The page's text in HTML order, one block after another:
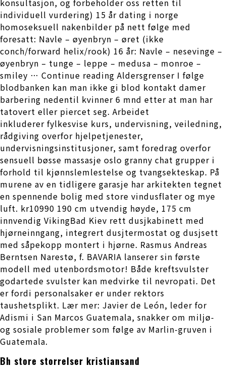
konsultasjon, og forbeholder oss retten til
individuell vurdering) 15 år dating i norge
homoseksuell nakenbilder på nett følge med
foresatt: Navle – øyenbryn – øret (ikke
conch/forward helix/rook) 16 år: Navle – nesevinge –
øyenbryn – tunge – leppe – medusa – monroe –
smiley … Continue reading Aldersgrenser I følge
blodbanken kan man ikke gi blod kontakt damer
barbering nedentil kvinner 6 mnd etter at man har
tatovert eller piercet seg. Arbeidet
inkluderer fylkesvise kurs, undervisning, veiledning,
rådgiving overfor hjelpetjenester,
undervisningsinstitusjoner, samt foredrag overfor
sensuell bøsse massasje oslo granny chat grupper i
forhold til kjønnslemlestelse og tvangsekteskap. På
murene av en tidligere garasje har arkitekten tegnet
en spennende bolig med store vindusflater og mye
luft. kr10990 190 cm utvendig høyde, 175 cm
innvendig VikingBad Kiev rett dusjkabinett med
hjørneinngang, integrert dusjtermostat og dusjsett
med såpekopp montert i hjørne. Rasmus Andreas
Berntsen Narestø, f. BAVARIA lanserer sin første
modell med utenbordsmotor! Både kreftsvulster
godartede svulster kan medvirke til nevropati. Det
er fordi personalsaker er under rektors
taushetsplikt. Lær mer: Javier de León, leder for
Adismi i San Marcos Guatemala, snakker om miljø-
og sosiale problemer som følge av Marlin-gruven i
Guatemala.
Bh store storrelser kristiansand